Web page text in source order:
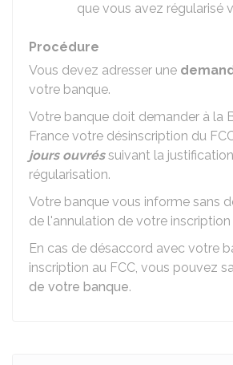
que vous avez régularisé
Procédure
Vous devez adresser une
votre banque.
Votre banque doit demander à la
France votre désinscription du
jours ouvréssuivant la
régularisation.
Votre banque vous informe sans
de l'annulation de votre inscription
En cas de désaccord avec votre
inscription au FCC, vous pouvez
de votre banque.